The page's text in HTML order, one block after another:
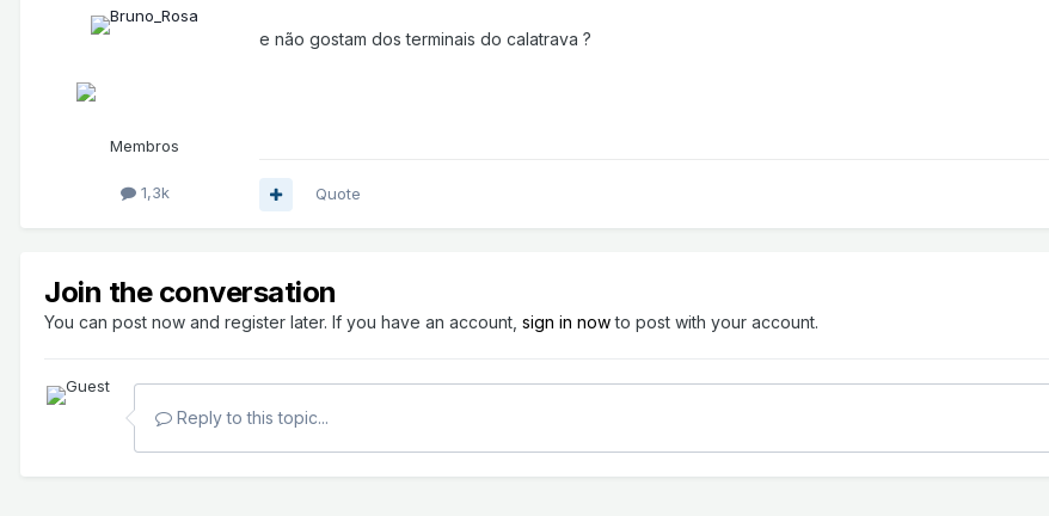
Membros
1,3k
e não gostam dos terminais do calatrava ?
Quote
Join the conversation
You can post now and register later. If you have an account, sign in nowto post with your account.
Reply to this topic...